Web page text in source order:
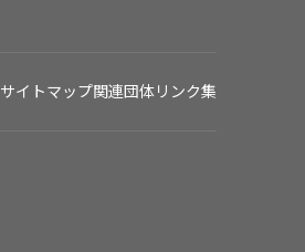
サイトマップ関連団体リンク集